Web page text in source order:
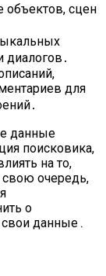
объектов, сцен
для
данные
поисковика,
на то,
очередь,
о
данные․